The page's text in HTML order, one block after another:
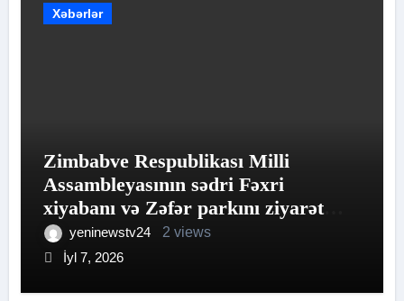
Xəbərlər
Zimbabve Respublikası Milli
Assambleyasının sədri Fəxri
xiyabanı və Zəfər parkını ziyarət
edibyeninewstv24
2 views
İyl 7, 2026